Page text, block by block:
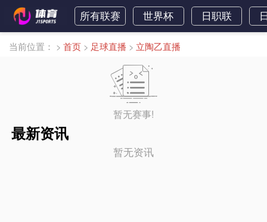
所有联赛 世界杯 日职联
当前位置： > 首页 > 足球直播 > 立陶乙直播
暂无赛事!
最新资讯
暂无资讯